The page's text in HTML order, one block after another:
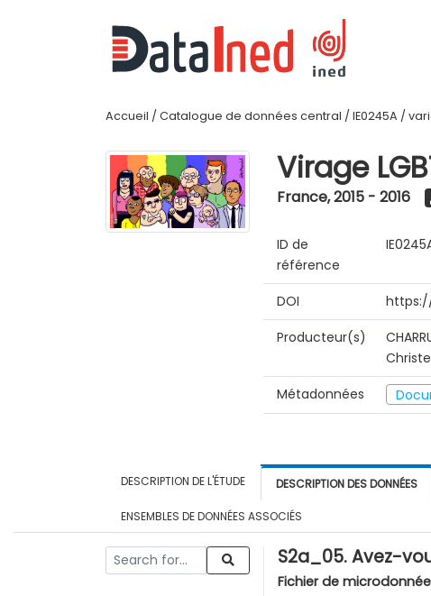
Accueil / Catalogue de données central / IE0245A /
Virage
France,2015 - 2016
ID de
référence
DOI
Producteur(s)
Métadonnées
DESCRIPTION DE L'ÉTUDE DESCRIPTION DES DONNÉES
ENSEMBLES DE DONNÉES ASSOCIÉS
S2a_05. Avez-
Fichier de